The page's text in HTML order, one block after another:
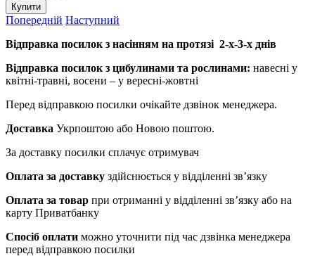
Купити
Попередній Наступний
Відправка посилок з насінням на протязі 2-х-3-х днів
Відправка посилок з цибулинами та рослинами: навесні у
квітні-травні, восени – у вересні-жовтні
Перед відправкою посилки очікайте дзвінок менеджера.
Доставка Укрпоштою або Новою поштою.
За доставку посилки сплачує отримувач
Оплата за доставку здійснюється у відділенні зв’язку
Оплата за товар при отриманні у відділенні зв’язку або на
карту Приватбанку
Спосіб оплати можно уточнити під час дзвінка менеджера
перед відправкою посилки